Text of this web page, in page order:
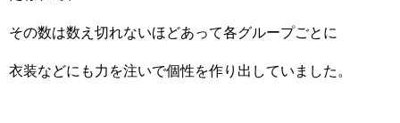
その数は数え切れないほどあって各グループごとに
衣装などにも力を注いで個性を作り出していました。